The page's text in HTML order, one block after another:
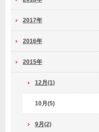
2017年
2016年
2015年
12月(1)
10月(5)
9月(2)